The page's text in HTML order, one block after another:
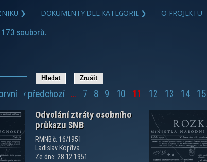
❯ DOKUMENTY DLE KATEGORIE ❯ O PROJEKTU
souborů.
‹ předchozí … 7 8 9 10 11 12 13 14 15
Odvolání ztráty osobního
průkazu SNB
RMNB č. 16/1951
Ladislav Kopřiva
Ze dne: 28.12.1951